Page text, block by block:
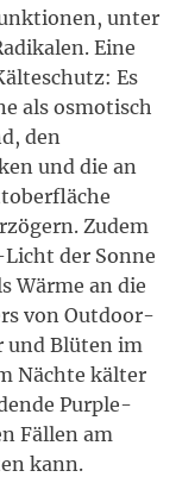
unter
Eine
Es
als osmotisch
den
und die an
Zudem
der Sonne
Wärme an die
von Outdoor-
und Blüten im
Nächte kälter
Purple-
Fällen am
kann.